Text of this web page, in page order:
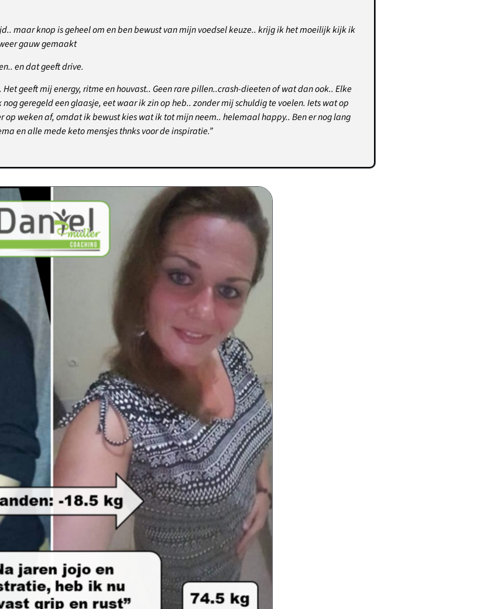
maar knop is geheel om en ben bewust van mijn voedsel keuze.. krijg ik het moeilijk kijk ik
gauw gemaakt
en dat geeft drive.
geeft mij energy, ritme en houvast.. Geen rare pillen..crash-dieeten of wat dan ook.. Elke
geregeld een glaasje, eet waar ik zin op heb.. zonder mij schuldig te voelen. Iets wat op
weken af, omdat ik bewust kies wat ik tot mijn neem.. helemaal happy.. Ben er nog lang
en alle mede keto mensjes thnks voor de inspiratie.”